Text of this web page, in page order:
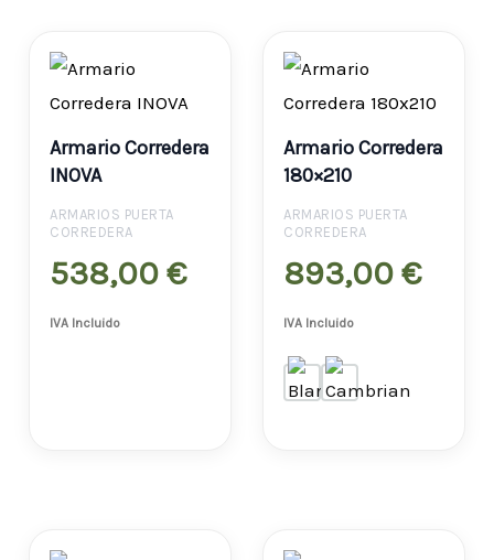
Armario Corredera
INOVA
ARMARIOS PUERTA
CORREDERA
538,00€
IVA Incluido
Armario Corredera
180×210
ARMARIOS PUERTA
CORREDERA
893,00€
IVA Incluido